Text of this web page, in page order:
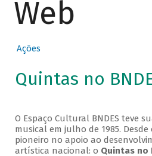
Web
Ações
Quintas no
O Espaço Cultural BNDES teve
musical em julho de 1985.
pioneiro no apoio ao
artística nacional: o Quintas no